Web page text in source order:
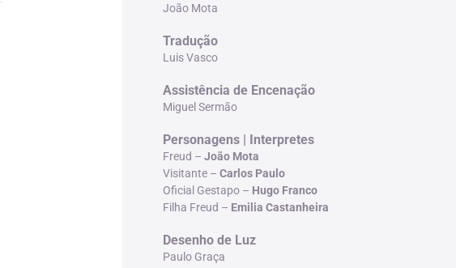
João Mota
Tradução
Luis Vasco
Assistência de Encenação
Miguel Sermão
Personagens | Interpretes
Freud – João Mota
Visitante – Carlos Paulo
Oficial Gestapo – Hugo Franco
Filha Freud – Emilia Castanheira
Desenho de Luz
Paulo Graça